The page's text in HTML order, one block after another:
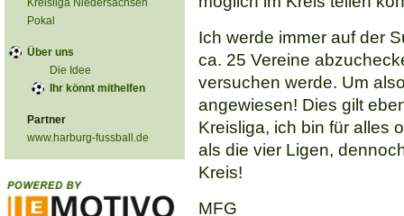
Kreisliga Niedersachsen
Pokal
Über uns
Die Idee
Ihr könnt mithelfen
Partner
www.harburg-fussball.de
Ich werde immer auf der
ca. 25 Vereine
versuchen werde. Um
angewiesen! Dies gilt
Kreisliga, ich bin für alles
als die vier Ligen,
Kreis!
MFG